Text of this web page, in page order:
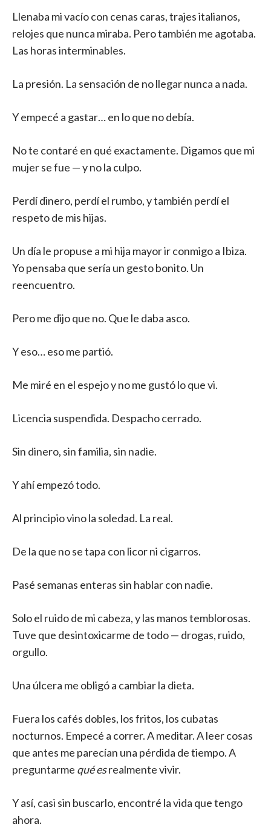
Llenaba mi vacío con cenas caras, trajes italianos,
relojes que nunca miraba. Pero también me agotaba.
Las horas interminables.
La presión. La sensación de no llegar nunca a nada.
Y empecé a gastar… en lo que no debía.
No te contaré en qué exactamente. Digamos que mi
mujer se fue — y no la culpo.
Perdí dinero, perdí el rumbo, y también perdí el
respeto de mis hijas.
Un día le propuse a mi hija mayor ir conmigo a Ibiza.
Yo pensaba que sería un gesto bonito. Un
reencuentro.
Pero me dijo que no. Que le daba asco.
Y eso… eso me partió.
Me miré en el espejo y no me gustó lo que vi.
Licencia suspendida. Despacho cerrado.
Sin dinero, sin familia, sin nadie.
Y ahí empezó todo.
Al principio vino la soledad. La real.
De la que no se tapa con licor ni cigarros.
Pasé semanas enteras sin hablar con nadie.
Solo el ruido de mi cabeza, y las manos temblorosas.
Tuve que desintoxicarme de todo — drogas, ruido,
orgullo.
Una úlcera me obligó a cambiar la dieta.
Fuera los cafés dobles, los fritos, los cubatas
nocturnos. Empecé a correr. A meditar. A leer cosas
que antes me parecían una pérdida de tiempo. A
preguntarme qué esrealmente vivir.
Y así, casi sin buscarlo, encontré la vida que tengo
ahora.